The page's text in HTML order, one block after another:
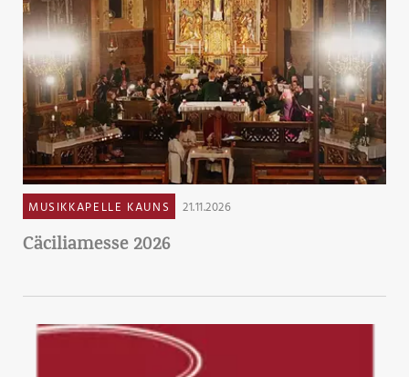
MUSIKKAPELLE KAUNS 21.11.2026
Cäciliamesse 2026